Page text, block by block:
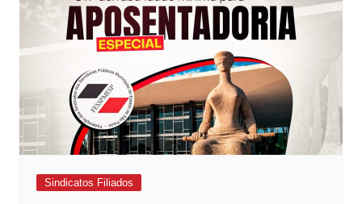
Sindicatos Filiados